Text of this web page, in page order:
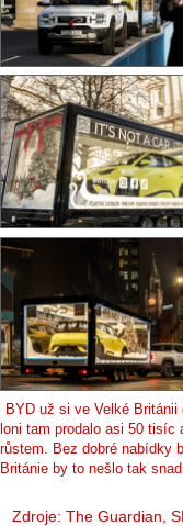
BYD už si ve Velké
loni tam prodalo asi 50 tisíc
růstem. Bez dobré nabídky
Británie by to nešlo tak
Zdroje: The Guardian